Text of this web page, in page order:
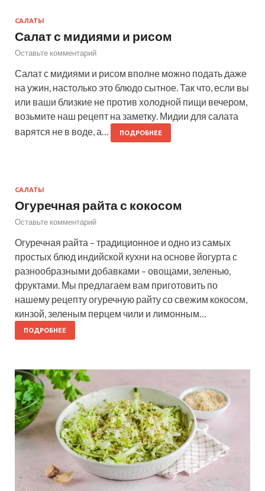
САЛАТЫ
Салат с мидиями и рисом
Оставьте комментарий
Салат с мидиями и рисом вполне можно подать даже
на ужин, настолько это блюдо сытное. Так что, если вы
или ваши близкие не против холодной пищи вечером,
возьмите наш рецепт на заметку. Мидии для салата
варятся не в воде, а…
ПОДРОБНЕЕ
САЛАТЫ
Огуречная райта с кокосом
Оставьте комментарий
Огуречная райта – традиционное и одно из самых
простых блюд индийской кухни на основе йогурта с
разнообразными добавками – овощами, зеленью,
фруктами. Мы предлагаем вам приготовить по
нашему рецепту огуречную райту со свежим кокосом,
кинзой, зеленым перцем чили и лимонным…
ПОДРОБНЕЕ